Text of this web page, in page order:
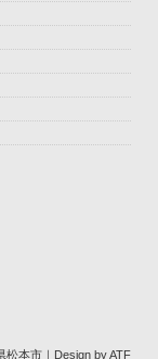
松本市｜Design by ATF